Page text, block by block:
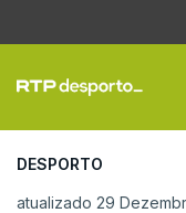
Hat-
DESPORTO
atualizado 29